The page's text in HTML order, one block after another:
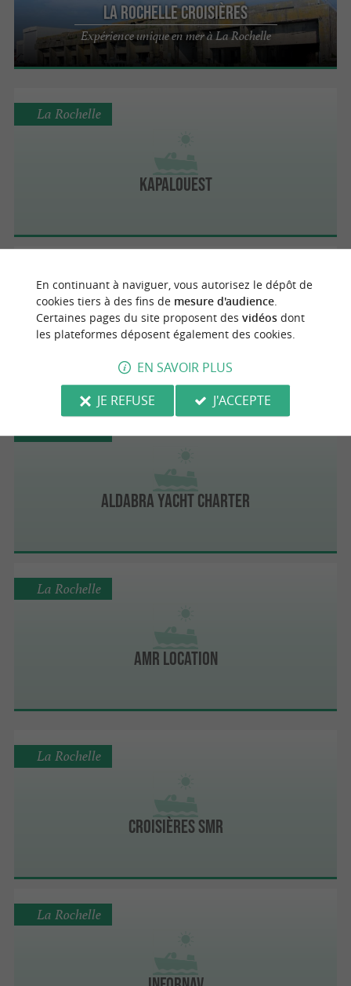
La Rochelle Croisières
Expérience unique en mer à La Rochelle
KapalOuest
La Rochelle
Yakapartir
Aldabra Yacht Charter
AMR Location
La Rochelle
Croisières SMR
La Rochelle
La Rochelle
En continuant à naviguer, vous autorisez le dépôt de
cookies tiers à des fins de mesure d'audience.
Certaines pages du site proposent des vidéosdont
les plateformes déposent également des cookies.
EN SAVOIR PLUS
JE REFUSE
J'ACCEPTE